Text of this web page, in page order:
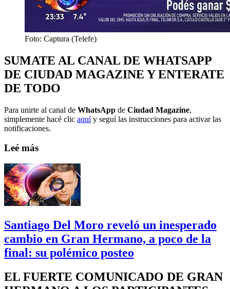
Foto: Captura (Telefe)
SUMATE AL CANAL DE WHATSAPP
DE CIUDAD MAGAZINE Y ENTERATE
DE TODO
Para unirte al canal de WhatsApp de Ciudad Magazine,
simplemente hacé clic aquíy seguí las instrucciones para activar las
notificaciones.
Leé más
Santiago Del Moro reveló un inesperado
cambio en Gran Hermano, a poco de la
final: su polémico posteo
EL FUERTE COMUNICADO DE GRAN